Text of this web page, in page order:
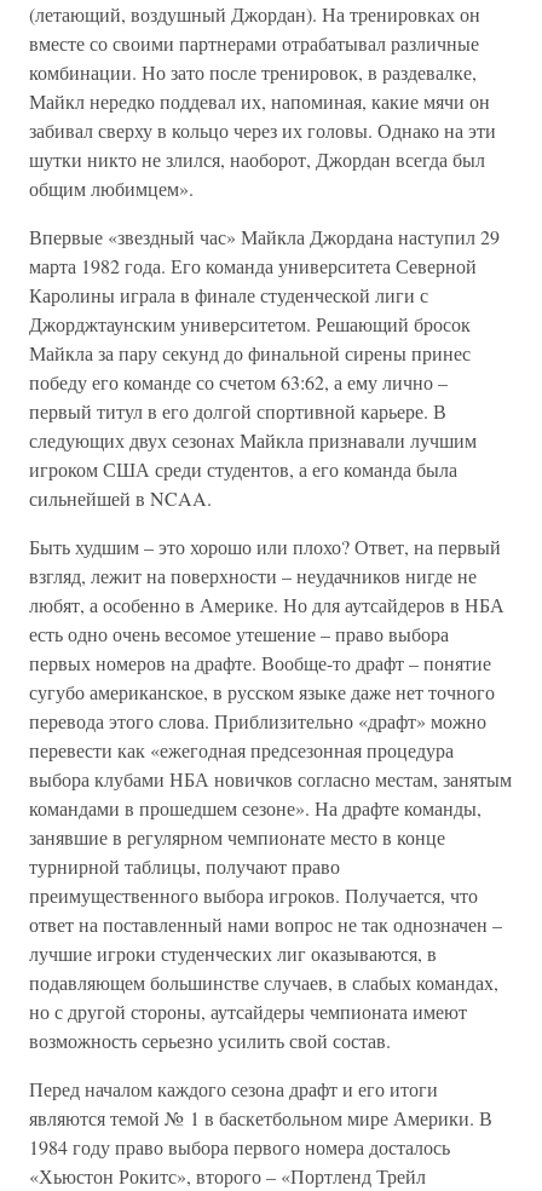
(летающий, воздушный Джордан). На тренировках он
вместе со своими партнерами отрабатывал различные
комбинации. Но зато после тренировок, в раздевалке,
Майкл нередко поддевал их, напоминая, какие мячи он
забивал сверху в кольцо через их головы. Однако на эти
шутки никто не злился, наоборот, Джордан всегда был
общим любимцем».
Впервые «звездный час» Майкла Джордана наступил 29
марта 1982 года. Его команда университета Северной
Каролины играла в финале студенческой лиги с
Джорджтаунским университетом. Решающий бросок
Майкла за пару секунд до финальной сирены принес
победу его команде со счетом 63:62, а ему лично –
первый титул в его долгой спортивной карьере. В
следующих двух сезонах Майкла признавали лучшим
игроком США среди студентов, а его команда была
сильнейшей в NCAA.
Быть худшим – это хорошо или плохо? Ответ, на первый
взгляд, лежит на поверхности – неудачников нигде не
любят, а особенно в Америке. Но для аутсайдеров в НБА
есть одно очень весомое утешение – право выбора
первых номеров на драфте. Вообще-то драфт – понятие
сугубо американское, в русском языке даже нет точного
перевода этого слова. Приблизительно «драфт» можно
перевести как «ежегодная предсезонная процедура
выбора клубами НБА новичков согласно местам, занятым
командами в прошедшем сезоне». На драфте команды,
занявшие в регулярном чемпионате место в конце
турнирной таблицы, получают право
преимущественного выбора игроков. Получается, что
ответ на поставленный нами вопрос не так однозначен –
лучшие игроки студенческих лиг оказываются, в
подавляющем большинстве случаев, в слабых командах,
но с другой стороны, аутсайдеры чемпионата имеют
возможность серьезно усилить свой состав.
Перед началом каждого сезона драфт и его итоги
являются темой № 1 в баскетбольном мире Америки. В
1984 году право выбора первого номера досталось
«Хьюстон Рокитс», второго – «Портленд Трейл